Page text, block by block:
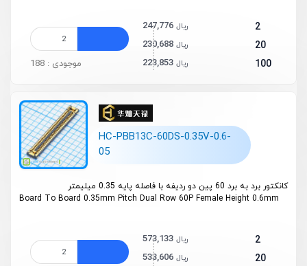
2
247,776 ریال
20
230,688 ریال
100
223,853 ریال موجودی : 188
HC-PBB13C-60DS-0.35V-0.6-
05
کانکتور برد به برد 60 پین دو ردیفه با فاصله پایه 0.35 میلیمتر
Board To Board 0.35mm Pitch Dual Row 60P Female Height 0.6mm
2
573,133 ریال
20
533,606 ریال